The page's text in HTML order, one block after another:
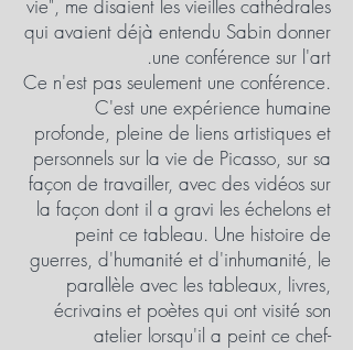
vie", me disaient les vieilles cathédrales
qui avaient déjà entendu Sabin donner
une conférence sur l'art.
Ce n'est pas seulement une conférence.
C'est une expérience humaine
profonde, pleine de liens artistiques et
personnels sur la vie de Picasso, sur sa
façon de travailler, avec des vidéos sur
la façon dont il a gravi les échelons et
peint ce tableau. Une histoire de
guerres, d'humanité et d'inhumanité, le
parallèle avec les tableaux, livres,
écrivains et poètes qui ont visité son
atelier lorsqu'il a peint ce chef-